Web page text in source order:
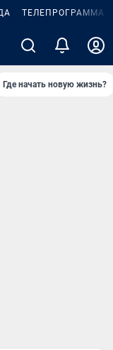
ТЕЛЕПРОГРАММА
Где начать новую жизнь?